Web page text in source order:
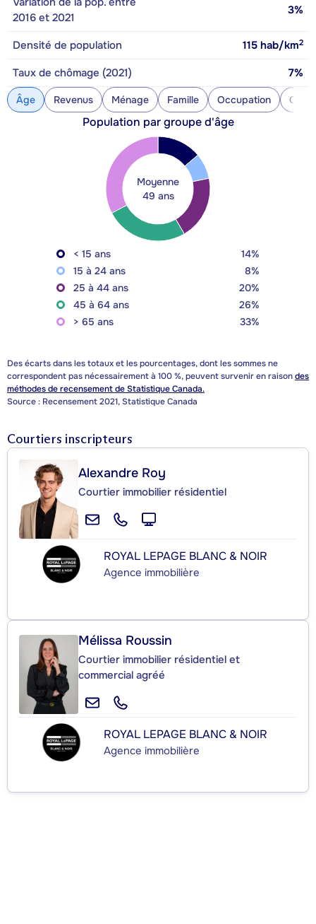
2016 et 2021
3%
Densité de population 115 hab/km2
Taux de chômage (2021) 7%
Âge Revenus Ménage Famille Occupation
Population par groupe d'âge
Moyenne
49 ans
< 15 ans
14%
15 à 24 ans
8%
25 à 44 ans
20%
45 à 64 ans
26%
> 65 ans
33%
Des écarts dans les totaux et les pourcentages, dont les sommes ne
correspondent pas nécessairement à 100 %, peuvent survenir en raisondes
méthodes de recensement de Statistique Canada.
Source : Recensement 2021, Statistique Canada
Courtiers inscripteurs
Alexandre Roy
Courtier immobilier résidentiel
ROYAL LEPAGE BLANC & NOIR
Agence immobilière
Mélissa Roussin
Courtier immobilier résidentiel et
commercial agréé
ROYAL LEPAGE BLANC & NOIR
Agence immobilière